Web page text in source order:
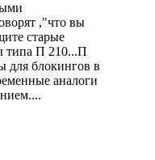
,"что вы
старые
типа П 210...П
для блокингов в
аналоги